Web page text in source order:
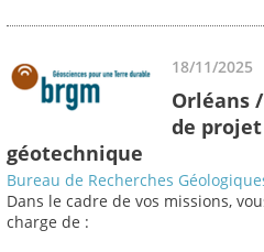
18/11/2025
Orléans
de
géotechnique
Bureau de Recherches
Dans le cadre de vos missions,
charge de :